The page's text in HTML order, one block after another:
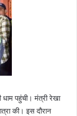
धाम पहुंची। मंत्री रेखा
की। इस दौरान